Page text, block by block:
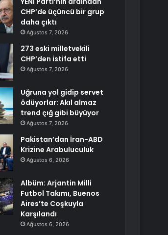
CHP’de üçüncü bir grup
daha çıktı
Ağustos 7, 2026
273 eski milletvekili
CHP’den istifa etti
Ağustos 7, 2026
Uğruna yol gidip servet
ödüyorlar: Akıl almaz
trend çığ gibi büyüyor
Ağustos 7, 2026
Pakistan’dan İran-ABD
Krizine Arabuluculuk
Ağustos 6, 2026
Albüm: Arjantin Milli
Futbol Takımı, Buenos
Aires’te Coşkuyla
Karşılandı
Ağustos 6, 2026